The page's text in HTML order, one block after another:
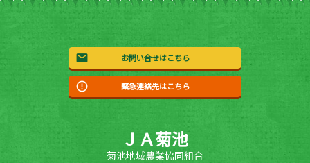
お問い合せはこちら
緊急連絡先はこちら
ＪＡ菊池
菊池地域農業協同組合